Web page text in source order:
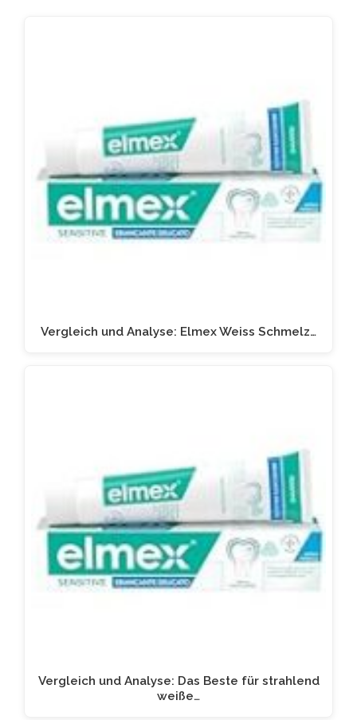
Vergleich und Analyse: Elmex Weiss Schmelz…
Vergleich und Analyse: Das Beste für strahlend
weiße…